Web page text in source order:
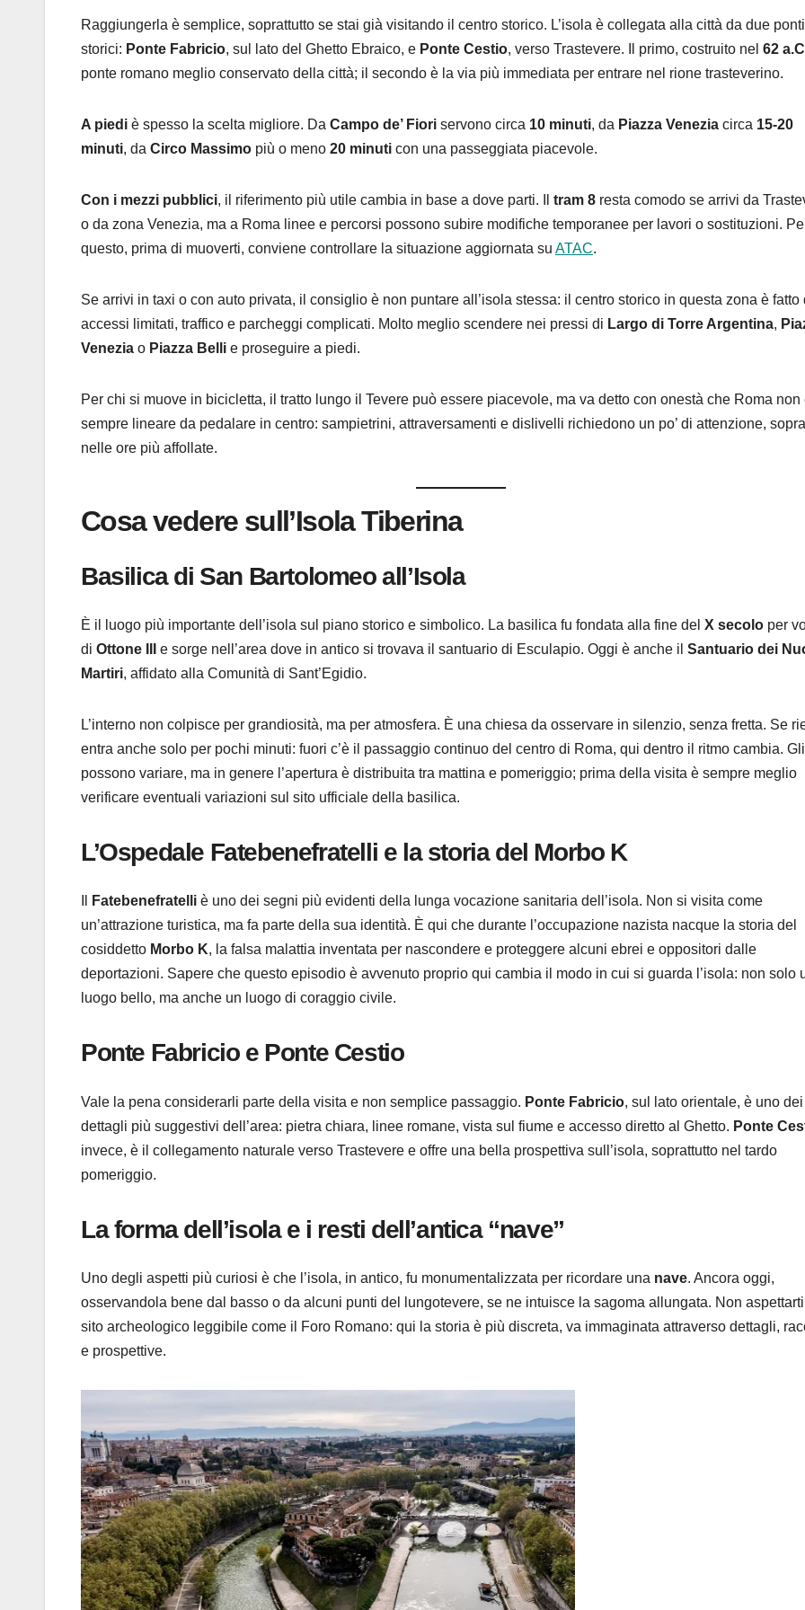
Raggiungerla è semplice, soprattutto se stai già visitando il centro storico. L’isola è collegata alla città da due ponti
storici: Ponte Fabricio, sul lato del Ghetto Ebraico, e Ponte Cestio, verso Trastevere. Il primo, costruito nel 62
ponte romano meglio conservato della città; il secondo è la via più immediata per entrare nel rione trasteverino.
A piedi è spesso la scelta migliore. Da Campo de’ Fiori servono circa 10 minuti, da Piazza Venezia circa 15-20
minuti, da Circo Massimo più o meno 20 minuti con una passeggiata piacevole.
Con i mezzi pubblici, il riferimento più utile cambia in base a dove parti. Il tram 8 resta comodo se arrivi da
o da zona Venezia, ma a Roma linee e percorsi possono subire modifiche temporanee per lavori o sostituzioni.
questo, prima di muoverti, conviene controllare la situazione aggiornata su ATAC.
Se arrivi in taxi o con auto privata, il consiglio è non puntare all’isola stessa: il centro storico in questa zona è fatto
accessi limitati, traffico e parcheggi complicati. Molto meglio scendere nei pressi di Largo di Torre Argentina,
Venezia o Piazza Belli e proseguire a piedi.
Per chi si muove in bicicletta, il tratto lungo il Tevere può essere piacevole, ma va detto con onestà che Roma non
sempre lineare da pedalare in centro: sampietrini, attraversamenti e dislivelli richiedono un po’ di attenzione,
nelle ore più affollate.
Cosa vedere sull’Isola Tiberina
Basilica di San Bartolomeo all’Isola
È il luogo più importante dell’isola sul piano storico e simbolico. La basilica fu fondata alla fine del X secolo per
di Ottone III e sorge nell’area dove in antico si trovava il santuario di Esculapio. Oggi è anche il Santuario dei
Martiri, affidato alla Comunità di Sant’Egidio.
L’interno non colpisce per grandiosità, ma per atmosfera. È una chiesa da osservare in silenzio, senza fretta. Se
entra anche solo per pochi minuti: fuori c’è il passaggio continuo del centro di Roma, qui dentro il ritmo cambia.
possono variare, ma in genere l’apertura è distribuita tra mattina e pomeriggio; prima della visita è sempre meglio
verificare eventuali variazioni sul sito ufficiale della basilica.
L’Ospedale Fatebenefratelli e la storia del Morbo K
Fatebenefratelli è uno dei segni più evidenti della lunga vocazione sanitaria dell’isola. Non si visita come
un’attrazione turistica, ma fa parte della sua identità. È qui che durante l’occupazione nazista nacque la storia del
cosiddetto Morbo K, la falsa malattia inventata per nascondere e proteggere alcuni ebrei e oppositori dalle
deportazioni. Sapere che questo episodio è avvenuto proprio qui cambia il modo in cui si guarda l’isola: non solo
luogo bello, ma anche un luogo di coraggio civile.
Ponte Fabricio e Ponte Cestio
Vale la pena considerarli parte della visita e non semplice passaggio. Ponte Fabricio, sul lato orientale, è uno dei
dettagli più suggestivi dell’area: pietra chiara, linee romane, vista sul fiume e accesso diretto al Ghetto. Ponte
invece, è il collegamento naturale verso Trastevere e offre una bella prospettiva sull’isola, soprattutto nel tardo
pomeriggio.
La forma dell’isola e i resti dell’antica “nave”
Uno degli aspetti più curiosi è che l’isola, in antico, fu monumentalizzata per ricordare una nave. Ancora oggi,
osservandola bene dal basso o da alcuni punti del lungotevere, se ne intuisce la sagoma allungata. Non
sito archeologico leggibile come il Foro Romano: qui la storia è più discreta, va immaginata attraverso dettagli,
e prospettive.